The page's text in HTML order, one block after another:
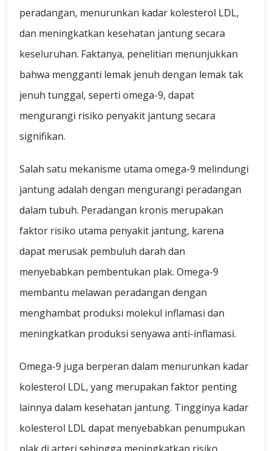
peradangan, menurunkan kadar kolesterol LDL,
dan meningkatkan kesehatan jantung secara
keseluruhan. Faktanya, penelitian menunjukkan
bahwa mengganti lemak jenuh dengan lemak tak
jenuh tunggal, seperti omega-9, dapat
mengurangi risiko penyakit jantung secara
signifikan.
Salah satu mekanisme utama omega-9 melindungi
jantung adalah dengan mengurangi peradangan
dalam tubuh. Peradangan kronis merupakan
faktor risiko utama penyakit jantung, karena
dapat merusak pembuluh darah dan
menyebabkan pembentukan plak. Omega-9
membantu melawan peradangan dengan
menghambat produksi molekul inflamasi dan
meningkatkan produksi senyawa anti-inflamasi.
Omega-9 juga berperan dalam menurunkan kadar
kolesterol LDL, yang merupakan faktor penting
lainnya dalam kesehatan jantung. Tingginya kadar
kolesterol LDL dapat menyebabkan penumpukan